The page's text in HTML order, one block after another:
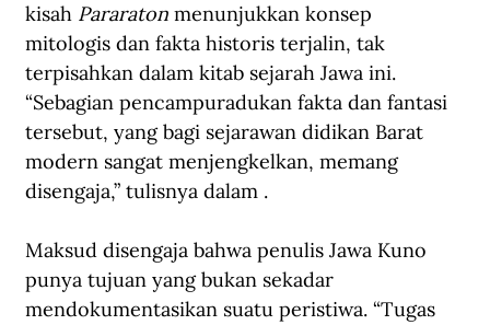
kisah Pararaton menunjukkan konsep
mitologis dan fakta historis terjalin, tak
terpisahkan dalam kitab sejarah Jawa ini.
“Sebagian pencampuradukan fakta dan fantasi
tersebut, yang bagi sejarawan didikan Barat
modern sangat menjengkelkan, memang
disengaja,” tulisnya dalam .
Maksud disengaja bahwa penulis Jawa Kuno
punya tujuan yang bukan sekadar
mendokumentasikan suatu peristiwa. “Tugas